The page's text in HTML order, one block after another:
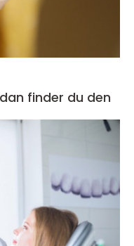
finder du den